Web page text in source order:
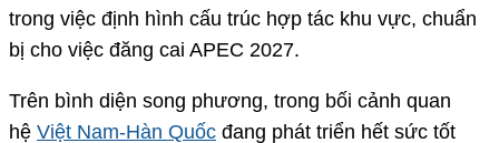
trong việc định hình cấu trúc hợp tác khu vực, chuẩn
bị cho việc đăng cai APEC 2027.
Trên bình diện song phương, trong bối cảnh quan
hệ Việt Nam-Hàn Quốc đang phát triển hết sức tốt